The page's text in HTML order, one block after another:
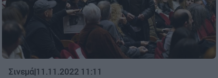
Σινεμά|11.11.2022 11:11